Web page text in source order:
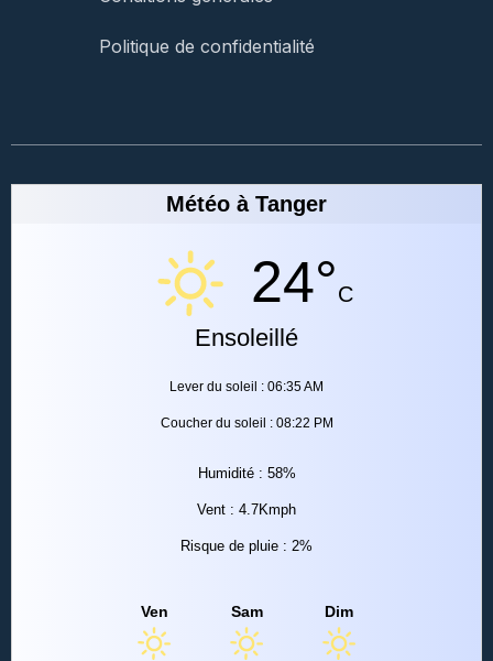
Politique de confidentialité
Météo à Tanger
24°C
Ensoleillé
Lever du soleil : 06:35 AM
Coucher du soleil : 08:22 PM
Humidité : 58%
Vent : 4.7Kmph
Risque de pluie : 2%
Ven Sam Dim